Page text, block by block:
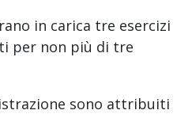
in carica tre esercizi
per non più di tre
sono attribuiti